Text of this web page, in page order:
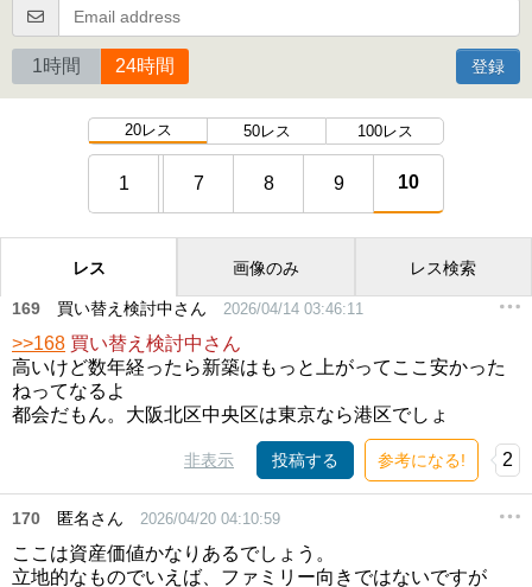
1時間 24時間 登録
20レス 50レス 100レス
1 7 8 9 10
レス 画像のみ レス検索
169 買い替え検討中さん 2026/04/14 03:46:11
>>168 買い替え検討中さん
高いけど数年経ったら新築はもっと上がってここ安かった
ねってなるよ
都会だもん。大阪北区中央区は東京なら港区でしょ
非表示 投稿する 参考になる! 2
170 匿名さん 2026/04/20 04:10:59
ここは資産価値かなりあるでしょう。
立地的なものでいえば、ファミリー向きではないですが